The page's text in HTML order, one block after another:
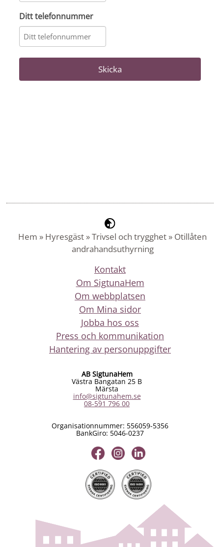
Ditt telefonnummer
Hem » Hyresgäst »Trivsel och trygghet » Otillåten
andrahandsuthyrning
Kontakt
Om SigtunaHem
Om webbplatsen
Om Mina sidor
Jobba hos oss
Press och kommunikation
Hantering av personuppgifter
AB SigtunaHem
Västra Bangatan 25 B
Märsta
info@sigtunahem.se
08-591 796 00
Organisationnummer: 556059-5356
BankGiro: 5046-0237